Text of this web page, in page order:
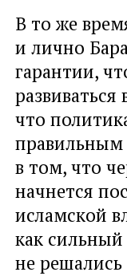
В то же
и лично
гарантии,
что
правильным
в том, что
начнется
исламской
как
не